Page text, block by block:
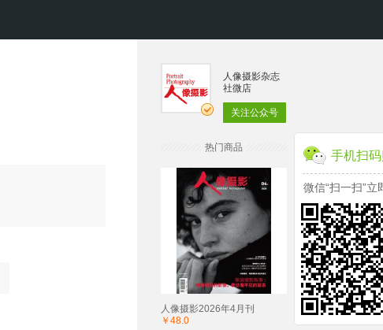
人像摄影杂志
社微店
关注公众号
热门商品
人像摄影2026年4月刊
￥48.0
手机扫
微信“扫一扫”立